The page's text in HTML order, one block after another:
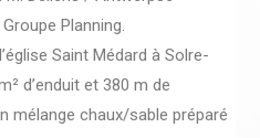
Planning.
Saint Médard à Solre-
d’enduit et 380 m de
mélange chaux/sable préparé